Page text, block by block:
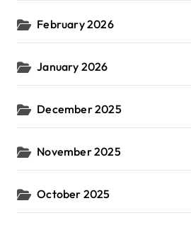
February 2026
January 2026
December 2025
November 2025
October 2025